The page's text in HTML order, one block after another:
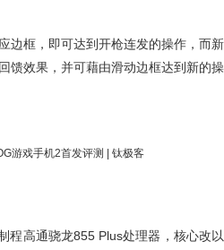
边框，即可达到开枪连发的操作，而新
馈效果，并可藉由滑动边框达到新的操
程高通骁龙855 Plus处理器，核心改以